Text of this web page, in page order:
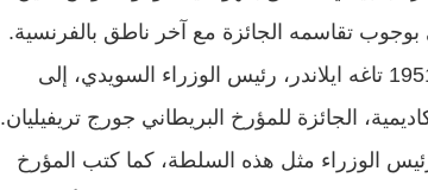
تقاسمه الجائزة مع آخر ناطق بالفرنسية.
أو حين دعا ونستون تشرشل عام 1951 تاغه ايلاندر، رئيس الوزراء السويدي، إلى
الجائزة للمؤرخ البريطاني جورج تريفيليان.
الوزراء مثل هذه السلطة، كما كتب المؤرخ